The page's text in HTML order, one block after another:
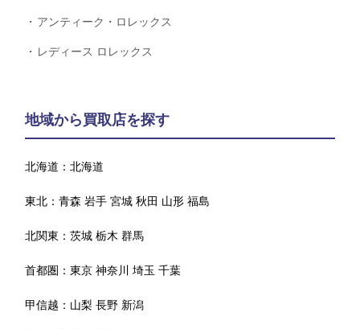
アンティーク・ロレックス
レディース ロレックス
地域から買取店を探す
北海道：北海道
東北：青森 岩手 宮城 秋田 山形 福島
北関東：茨城 栃木 群馬
首都圏：東京 神奈川 埼玉 千葉
甲信越： 山梨 長野 新潟